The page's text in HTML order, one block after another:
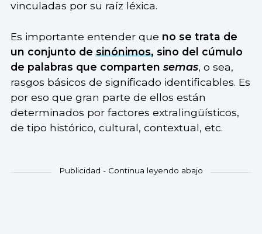
vinculadas por su raíz léxica.
Es importante entender que no se trata de
un conjunto desinónimos, sino del cúmulo
de palabras que comparten semas, o sea,
rasgos básicos de significado identificables. Es
por eso que gran parte de ellos están
determinados por factores extralingüísticos,
de tipo histórico, cultural, contextual, etc.